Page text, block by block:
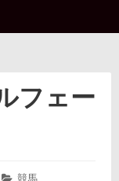
フェー
カ
競馬